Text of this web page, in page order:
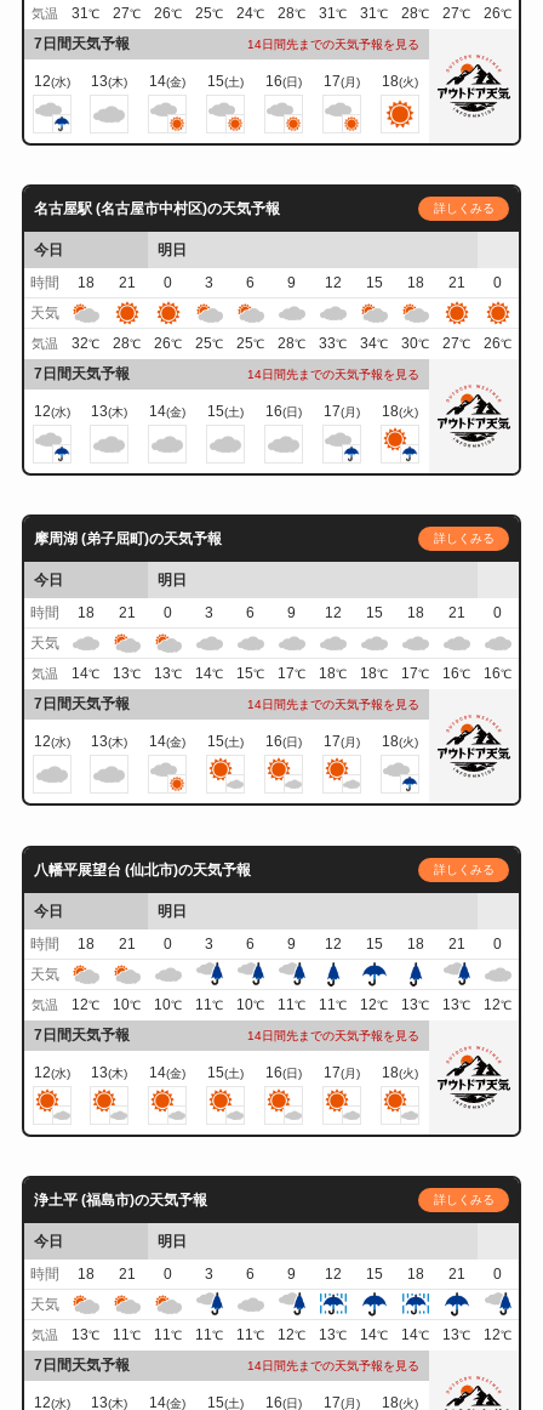
気温 31℃ 27℃ 26℃ 25℃ 24℃ 28℃ 31℃ 31℃ 28℃ 27℃ 26℃
7日間天気予報 14日間先までの天気予報を見る
12(水) 13(木) 14(金) 15(土) 16(日) 17(月) 18(火)
名古屋駅 (名古屋市中村区)の天気予報 詳しくみる
今日
明日
時間
18 21 0 3 6 9 12 15 18 21
0
天気
気温 32℃ 28℃ 26℃ 25℃ 25℃ 28℃ 33℃ 34℃ 30℃ 27℃ 26℃
7日間天気予報 14日間先までの天気予報を見る
12(水) 13(木) 14(金) 15(土) 16(日) 17(月) 18(火)
摩周湖 (弟子屈町)の天気予報 詳しくみる
今日
明日
時間
18 21 0 3 6 9 12 15 18 21
0
天気
気温 14℃ 13℃ 13℃ 14℃ 15℃ 17℃ 18℃ 18℃ 17℃ 16℃ 16℃
7日間天気予報 14日間先までの天気予報を見る
12(水) 13(木) 14(金) 15(土) 16(日) 17(月) 18(火)
八幡平展望台 (仙北市)の天気予報 詳しくみる
今日
明日
時間
18 21 0 3 6 9 12 15 18 21
0
天気
気温 12℃ 10℃ 10℃ 11℃ 10℃ 11℃ 11℃ 12℃ 13℃ 13℃ 12℃
7日間天気予報 14日間先までの天気予報を見る
12(水) 13(木) 14(金) 15(土) 16(日) 17(月) 18(火)
浄土平 (福島市)の天気予報 詳しくみる
今日
明日
時間
18 21 0 3 6 9 12 15 18 21
0
天気
気温 13℃ 11℃ 11℃ 11℃ 11℃ 12℃ 13℃ 14℃ 14℃ 13℃ 12℃
7日間天気予報 14日間先までの天気予報を見る
12(水) 13(木) 14(金) 15(土) 16(日) 17(月) 18(火)